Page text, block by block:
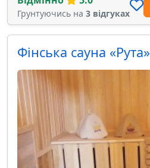
Грунтуючись на 3 відгуках
Фінська сауна «Рута»